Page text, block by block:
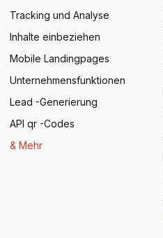
Tracking und Analyse
Inhalte einbeziehen
Mobile Landingpages
Unternehmensfunktionen
Lead -Generierung
API qr -Codes
& Mehr